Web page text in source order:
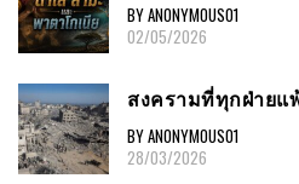
BY ANONYMOUS01
02/05/2026
สงครามที่ทุกฝ่ายแ
BY ANONYMOUS01
28/03/2026